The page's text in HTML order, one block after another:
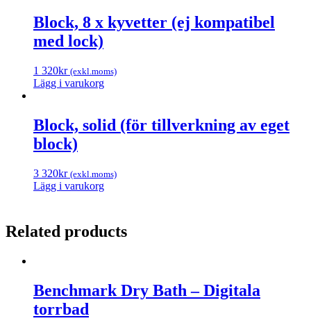
Block, 8 x kyvetter (ej kompatibel
med lock)
1 320kr (exkl.moms)
Lägg i varukorg
Block, solid (för tillverkning av eget
block)
3 320kr (exkl.moms)
Lägg i varukorg
Related products
Benchmark Dry Bath – Digitala
torrbad